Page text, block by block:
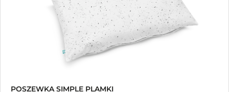
POSZEWKA SIMPLE PLAMKI